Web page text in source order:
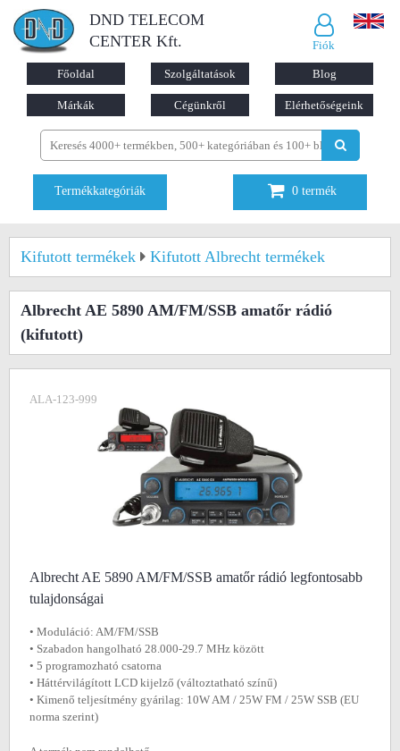
DND TELECOM
CENTER Kft.
Fiók
Főoldal Szolgáltatások Blog
Márkák Cégünkről Elérhetőségeink
Termékkategóriák 0 termék
Kifutott termékek Kifutott Albrecht termékek
Albrecht AE 5890 AM/FM/SSB amatőr rádió
(kifutott)
ALA-123-999
Albrecht AE 5890 AM/FM/SSB amatőr rádió legfontosabb
tulajdonságai
• Moduláció: AM/FM/SSB
• Szabadon hangolható 28.000-29.7 MHz között
• 5 programozható csatorna
• Háttérvilágított LCD kijelző (változtatható színű)
• Kimenő teljesítmény gyárilag: 10W AM / 25W FM / 25W SSB (EU
norma szerint)